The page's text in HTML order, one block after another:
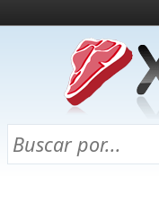
¿Qué es esto?
Directorio
Chuletas para exámenes